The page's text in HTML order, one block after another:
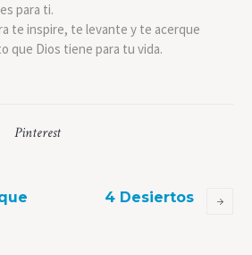
para ti.
te inspire, te levante y te acerque
que Dios tiene para tu vida.
Pinterest
4 Desiertos